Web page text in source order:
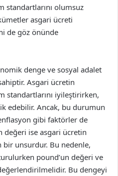
standartlarını olumsuz
asgari ücreti
de göz önünde
denge ve sosyal adalet
Asgari ücretin
standartlarını iyileştirirken,
edebilir. Ancak, bu durumun
gibi faktörler de
değeri ise asgari ücretin
unsurdur. Bu nedenle,
pound’un değeri ve
Bu dengeyi